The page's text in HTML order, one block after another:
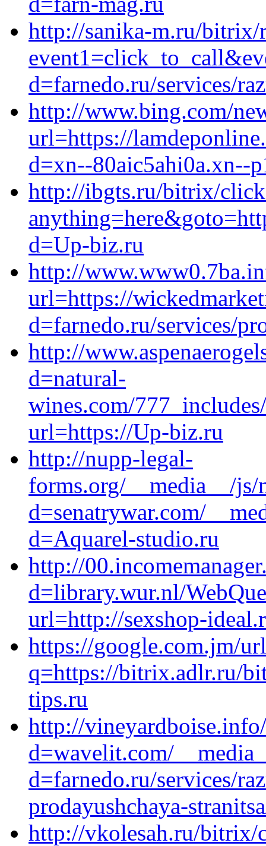
http://sanika-m.ru/bitrix/
d=farnedo.ru/services/
http://www.bing.com/
url=https://
d=xn--80aic5ahi0a.xn--
http://ibgts.ru/bitrix/
d=Up-biz.ru
http://
url=https://
d=farnedo.ru/services/
http://
d=natural-
wines.com/
url=https://Up-biz.ru
http://nupp-legal-
forms.org/__media__/js/
d=senatrywar.com/
d=Aquarel-studio.ru
http://
d=library.wur.nl/
url=http://sexshop-
https://google.com.jm/
q=https://bitrix.adlr.ru/
tips.ru
http://
d=wavelit.com/
d=farnedo.ru/services/
prodayushchaya-
http://vkolesah.ru/bitrix/